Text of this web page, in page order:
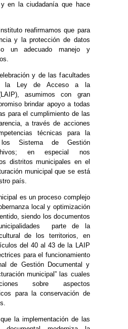
en la ciudadanía que hace
reafirmamos que para
y la protección de datos
un adecuado manejo y
y de las facultades
la Ley de Acceso a la
asumimos con gran
brindar apoyo a todas
para el cumplimiento de las
a través de acciones
técnicas para la
los Sistema de Gestión
en especial nos
distritos municipales en el
municipal que se está
país.
es un proceso complejo
local y optimización
siendo los documentos
parte de la
de los territorios, en
del 40 al 43 de la LAIP
para el funcionamiento
de Gestión Documental y
municipal” las cuales
sobre aspectos
para la conservación de
la implementación de las